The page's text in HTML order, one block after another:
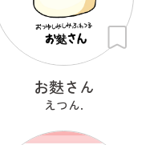
お麩さん
えつん.